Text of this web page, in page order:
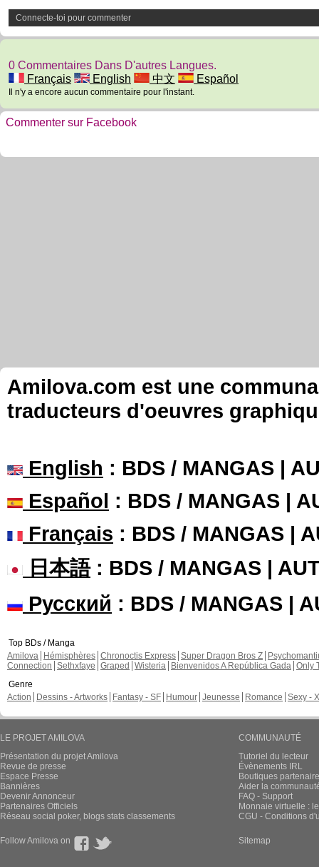
Connecte-toi pour commenter
0 Commentaires Dans D'autres Langues.
Français
English 中文 Español
Il n'y a encore aucun commentaire pour l'instant.
Commenter sur Facebook
Amilova.com est une
traducteurs d'oeuvres
English : BDS / MANGAS |
Español : BDS / MANGAS |
Français : BDS / MANGAS |
日本語: BDS / MANGAS |
Русский : BDS / MANGAS |
Top BDs / Manga
Amilova
Hémisphères Chronoctis Express Super Dragon Bros Z
Connection Sethxfaye Graped Wisteria Bienvenidos A República Gada Only
Genre
Action
Dessins - Artworks Fantasy - SF Humour Jeunesse Romance Sexy -
LE PROJET AMILOVA
Présentation du projet Amilova
Revue de presse
Espace Presse
Bannières
Devenir Annonceur
Partenaires Officiels
Réseau social poker, blogs stats classements
COMMUNAUTÉ
Tutoriel du lecteur
Évènements IRL
Boutiques
Aider la
FAQ - Support
Monnaie virtuelle :
CGU - Conditions
Follow Amilova on Sitemap